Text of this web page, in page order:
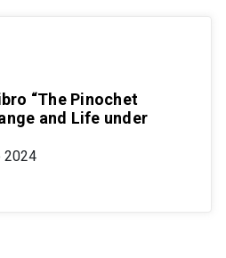
“The Pinochet
and Life under
2024